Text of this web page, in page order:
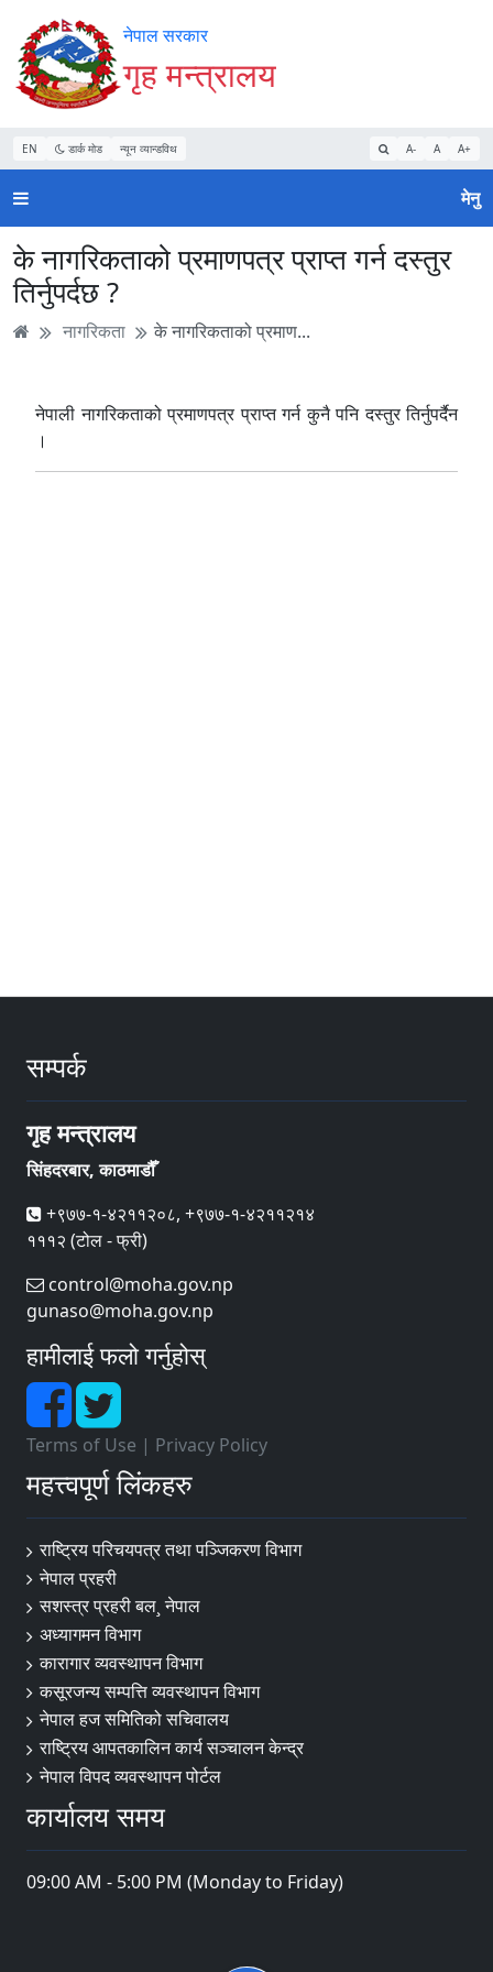
Accessibility
Mode
सुरु
गर्नुहोस्
सामाग्री
पढ्नुहाेस्
नेभिगेसन
पढ्नुहाेस्
वेबसाइट
खोजमा
जानुहोस्
नेपाल सरकार
गृह मन्त्रालय
EN डार्क मोड न्यून व्यान्डविथ A- A A+
मेनु
के नागरिकताको प्रमाणपत्र प्राप्त गर्न दस्तुर
तिर्नुपर्दछ ?
नागरिकता के नागरिकताको प्रमाण...
नेपाली नागरिकताको प्रमाणपत्र प्राप्त गर्न कुनै पनि दस्तुर तिर्नुपर्दैन
।
सम्पर्क
गृह मन्त्रालय
सिंहदरबार, काठमाडौँ
+९७७-१-४२११२०८, +९७७-१-४२११२१४
१११२ (टोल - फ्री)
control@moha.gov.np
gunaso@moha.gov.np
हामीलाई फलो गर्नुहोस्
Terms of Use | Privacy Policy
महत्त्वपूर्ण लिंकहरु
राष्ट्रिय परिचयपत्र तथा पञ्‍जिकरण विभाग
नेपाल प्रहरी
सशस्त्र प्रहरी बल¸ नेपाल
अध्यागमन विभाग
कारागार व्यवस्थापन विभाग
कसूरजन्य सम्पत्ति व्यवस्थापन विभाग
नेपाल हज समितिको सचिवालय
राष्ट्रिय आपतकालिन कार्य सञ्चालन केन्द्र
नेपाल विपद व्यवस्थापन पोर्टल
कार्यालय समय
09:00 AM - 5:00 PM (Monday to Friday)